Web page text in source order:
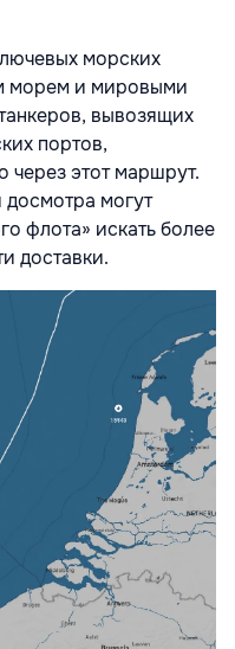
морских
морем и мировыми
вывозящих
портов,
через этот маршрут.
могут
флота» искать более
доставки.